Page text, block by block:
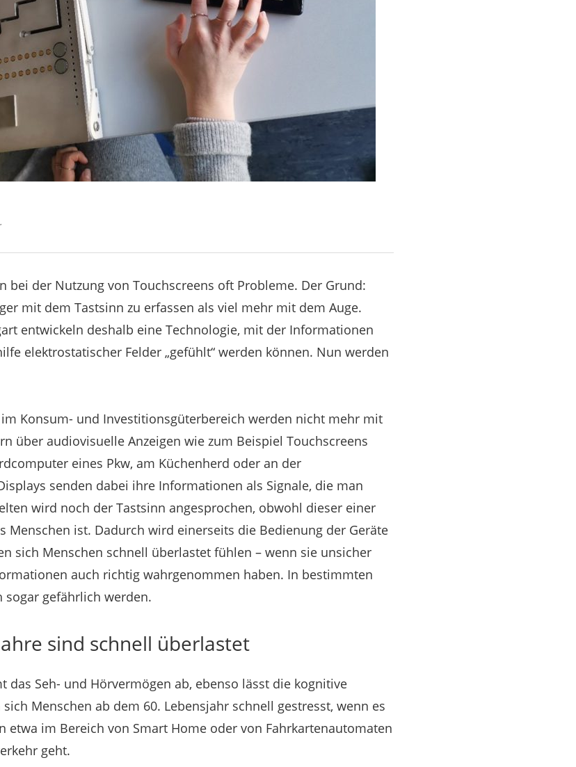
bei der Nutzung von Touchscreens oft Probleme. Der Grund:
mit dem Tastsinn zu erfassen als viel mehr mit dem Auge.
entwickeln deshalb eine Technologie, mit der Informationen
elektrostatischer Felder „gefühlt“ werden können. Nun werden
Konsum- und Investitionsgüterbereich werden nicht mehr mit
über audiovisuelle Anzeigen wie zum Beispiel Touchscreens
eines Pkw, am Küchenherd oder an der
senden dabei ihre Informationen als Signale, die man
wird noch der Tastsinn angesprochen, obwohl dieser einer
Menschen ist. Dadurch wird einerseits die Bedienung der Geräte
sich Menschen schnell überlastet fühlen – wenn sie unsicher
auch richtig wahrgenommen haben. In bestimmten
gefährlich werden.
sind schnell überlastet
Seh- und Hörvermögen ab, ebenso lässt die kognitive
Menschen ab dem 60. Lebensjahr schnell gestresst, wenn es
etwa im Bereich von Smart Home oder von Fahrkartenautomaten
geht.